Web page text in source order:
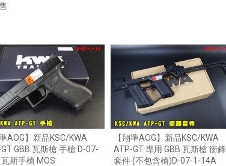
準AOG】新品KSC/KWA
GBB 瓦斯槍 手槍 D-07-
斯手槍 MOS
【翔準AOG】新品KSC/KWA
ATP-GT 專用 GBB 瓦斯槍 衝鋒
套件 (不包含槍)D-07-1-14A